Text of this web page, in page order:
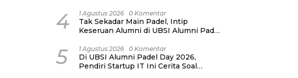
4 1 Agustus 2026 0 Komentar
Tak Sekadar Main Padel, Intip
Keseruan Alumni di UBSI Alumni Padel
5 1 Agustus 2026 0 Komentar
Di UBSI Alumni Padel Day 2026,
Pendiri Startup IT Ini Cerita Soal